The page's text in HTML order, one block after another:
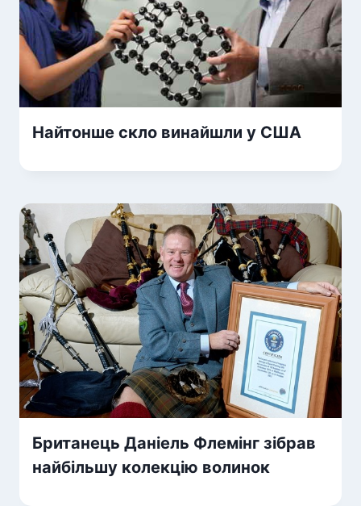
Найтонше скло винайшли у США
Британець Даніель Флемінг зібрав
найбільшу колекцію волинок